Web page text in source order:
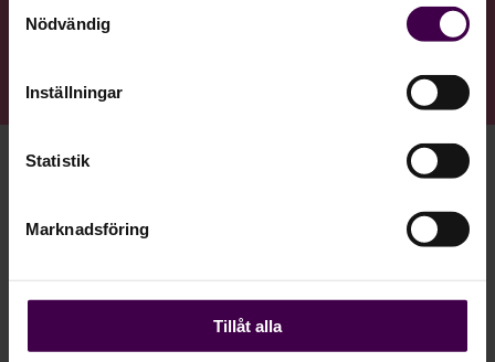
Nödvändig
Inställningar
Statistik
Marknadsföring
Tillåt alla